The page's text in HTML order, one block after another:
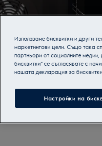
Използваме бисквитки и други
маркетингови цели. Също така
партньори от социалните
бисквитки“ се съгласявате с
нашата декларация за
Настройки на